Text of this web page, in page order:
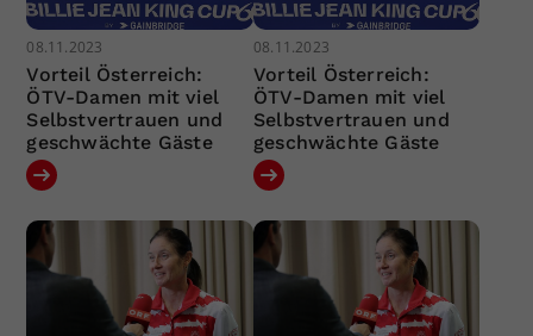
08.11.2023
Vorteil Österreich:
ÖTV-Damen mit viel
Selbstvertrauen und
geschwächte Gäste
08.11.2023
Vorteil Österreich:
ÖTV-Damen mit viel
Selbstvertrauen und
geschwächte Gäste